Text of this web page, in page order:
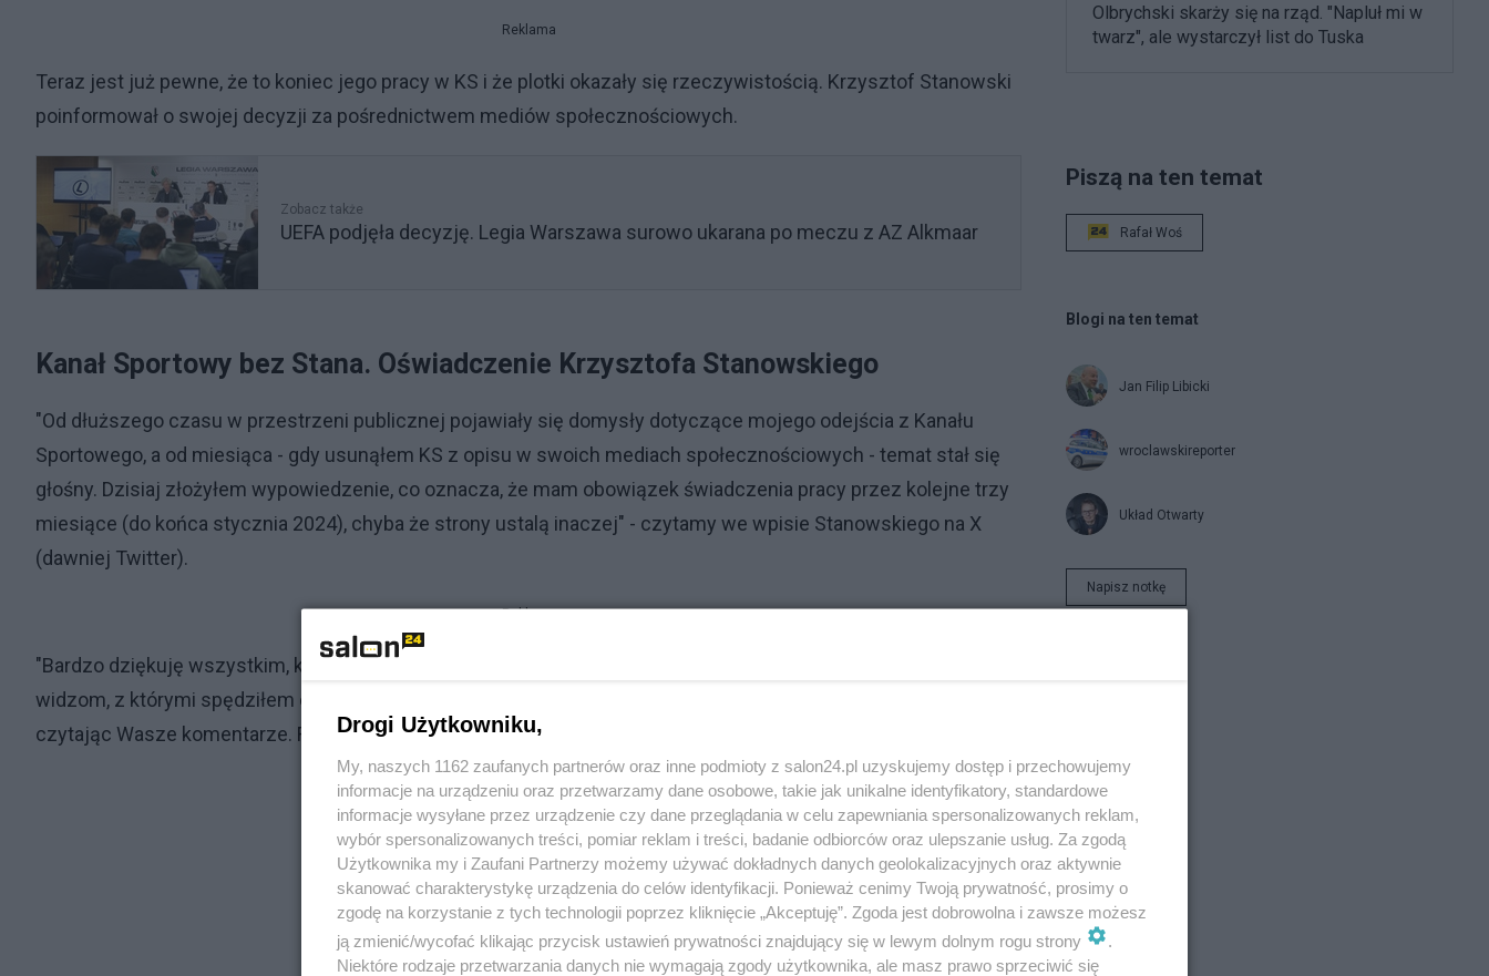
Reklama
Teraz jest już pewne, że to koniec jego pracy w KS i że plotki okazały się rzeczywistością. Krzysztof Stanowski
poinformował o swojej decyzji za pośrednictwem mediów społecznościowych.
Zobacz także
UEFA podjęła decyzję. Legia Warszawa surowo ukarana po meczu z AZ Alkmaar
Kanał Sportowy bez Stana. Oświadczenie Krzysztofa Stanowskiego
"Od dłuższego czasu w przestrzeni publicznej pojawiały się domysły dotyczące mojego odejścia z Kanału
Sportowego, a od miesiąca - gdy usunąłem KS z opisu w swoich mediach społecznościowych - temat stał się
głośny. Dzisiaj złożyłem wypowiedzenie, co oznacza, że mam obowiązek świadczenia pracy przez kolejne trzy
miesiące (do końca stycznia 2024), chyba że strony ustalą inaczej" - czytamy we wpisie Stanowskiego na X
(dawniej Twitter).
Reklama
"Bardzo dziękuję wszystkim, którzy tworzyli ze mną ten ekscytujący projekt. Przede wszystkim dziękuję
widzom, z którymi spędziłem ostatnie blisko cztery lata - czy też rozmawiając podczas programów, czy też
czytając Wasze komentarze. Fajnie było! I może jeszcze będzie" - dodał na koniec Stanowski.
Olbrychski skarży się na rząd. "Napluł mi w
twarz", ale wystarczył list do Tuska
Piszą na ten temat
Rafał Woś
Blogi na ten temat
Jan Filip Libicki
wroclawskireporter
Układ Otwarty
Napisz notkę
Drogi Użytkowniku,
My, naszych 1162 zaufanych partnerów oraz inne podmioty z salon24.pl uzyskujemy dostęp i przechowujemy
informacje na urządzeniu oraz przetwarzamy dane osobowe, takie jak unikalne identyfikatory, standardowe
informacje wysyłane przez urządzenie czy dane przeglądania w celu zapewniania spersonalizowanych reklam,
wybór spersonalizowanych treści, pomiar reklam i treści, badanie odbiorców oraz ulepszanie usług. Za zgodą
Użytkownika my i Zaufani Partnerzy możemy używać dokładnych danych geolokalizacyjnych oraz aktywnie
skanować charakterystykę urządzenia do celów identyfikacji. Ponieważ cenimy Twoją prywatność, prosimy o
zgodę na korzystanie z tych technologii poprzez kliknięcie „Akceptuję”. Zgoda jest dobrowolna i zawsze możesz
ją zmienić/wycofać klikając przycisk ustawień prywatności znajdujący się w lewym dolnym rogu strony
.
Niektóre rodzaje przetwarzania danych nie wymagają zgody użytkownika, ale masz prawo sprzeciwić się